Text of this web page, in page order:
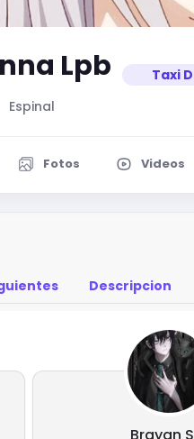
Lpb Taxi
Espinal
Fotos Videos
Descripcion